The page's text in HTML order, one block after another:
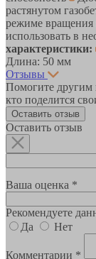
растянутом
режиме
использовать в
характеристики:
Длина: 50 мм
Отзывы
Помогите другим
кто поделится
Оставить отзыв
Оставить отзыв
Ваша оценка *
Рекомендуете
Да
Нет
Комментарии *